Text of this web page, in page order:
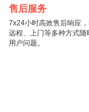
售后服务
7x24小时高效售后响应，
远程、上门等多种方式随
用户问题。